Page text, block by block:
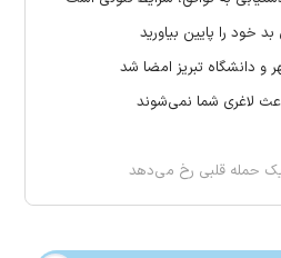
خود را پایین بیاورید
و دانشگاه تبریز امضا شد
لاغری شما نمی‌شوند
حمله قلبی رخ می‌دهد